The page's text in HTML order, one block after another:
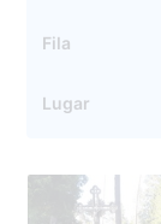
Fila
Lugar